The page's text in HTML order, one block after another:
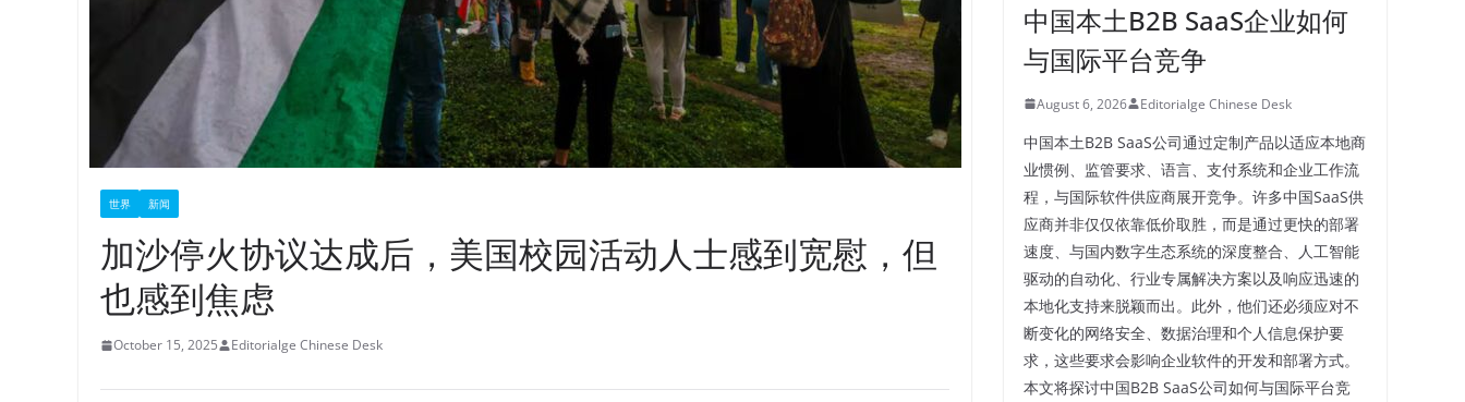
世界 新闻
加沙停火协议达成后，美国校园活动人士感到宽慰，但
也感到焦虑
October 15, 2025 Editorialge Chinese Desk
中国本土B2B SaaS企业如何
与国际平台竞争
August 6, 2026 Editorialge Chinese Desk
中国本土B2B SaaS公司通过定制产品以适应本地商
业惯例、监管要求、语言、支付系统和企业工作流
程，与国际软件供应商展开竞争。许多中国SaaS供
应商并非仅仅依靠低价取胜，而是通过更快的部署
速度、与国内数字生态系统的深度整合、人工智能
驱动的自动化、行业专属解决方案以及响应迅速的
本地化支持来脱颖而出。此外，他们还必须应对不
断变化的网络安全、数据治理和个人信息保护要
求，这些要求会影响企业软件的开发和部署方式。
本文将探讨中国B2B SaaS公司如何与国际平台竞